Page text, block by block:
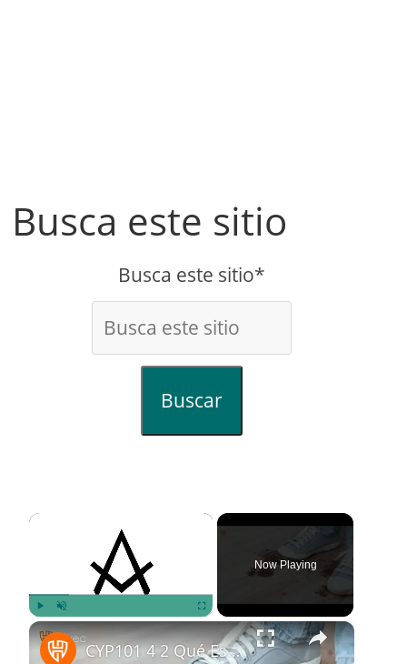
Busca este sitio
Busca este sitio*
Buscar
×
Play Unmute Fullscreen
Now Playing
×
CYP101 4 2 Qué Es La Huella Digital